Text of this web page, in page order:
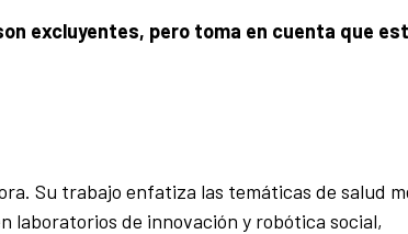
excluyentes, pero toma en cuenta que
Su trabajo enfatiza las temáticas de salud
laboratorios de innovación y robótica social,